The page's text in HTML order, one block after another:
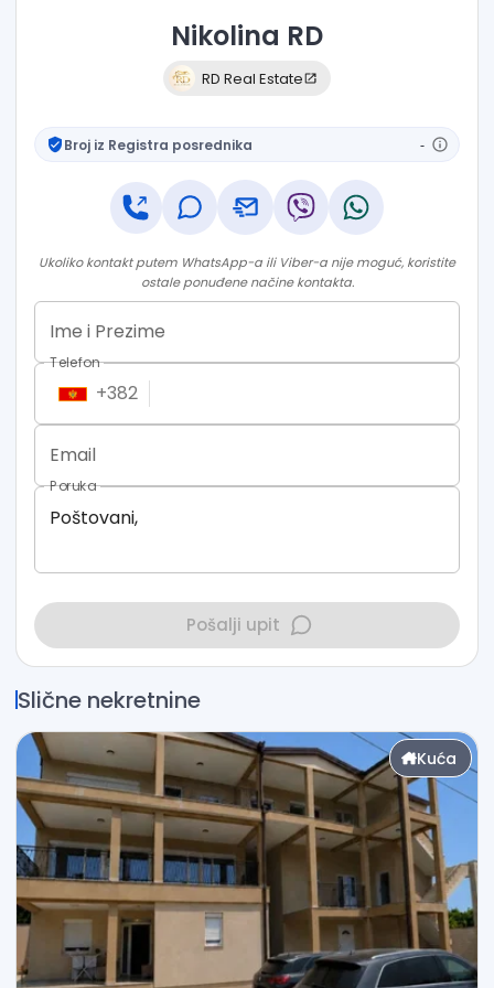
Nikolina RD
RD Real Estate
Broj iz Registra posrednika -
Ukoliko kontakt putem WhatsApp-a ili Viber-a nije moguć, koristite
ostale ponuđene načine kontakta.
Ime i Prezime
Telefon
+382
Email
Poruka
Pošalji upit
Slične nekretnine
Kuća